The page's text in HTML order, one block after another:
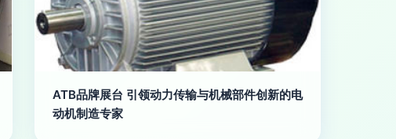
ATB品牌展台 引领动力传输与机械部件创新的电
动机制造专家